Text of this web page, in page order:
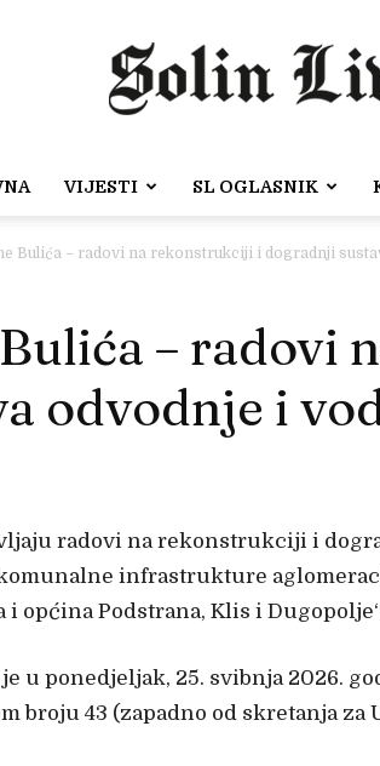
VIJESTI SL OGLASNIK
Bulića – radovi na rekonstrukciji i dogradnji
– radovi
odvodnje i
radovi na rekonstrukciji i
infrastrukture
općina Podstrana, Klis i
u ponedjeljak, 25. svibnja 2026.
broju 43 (zapadno od skretanja